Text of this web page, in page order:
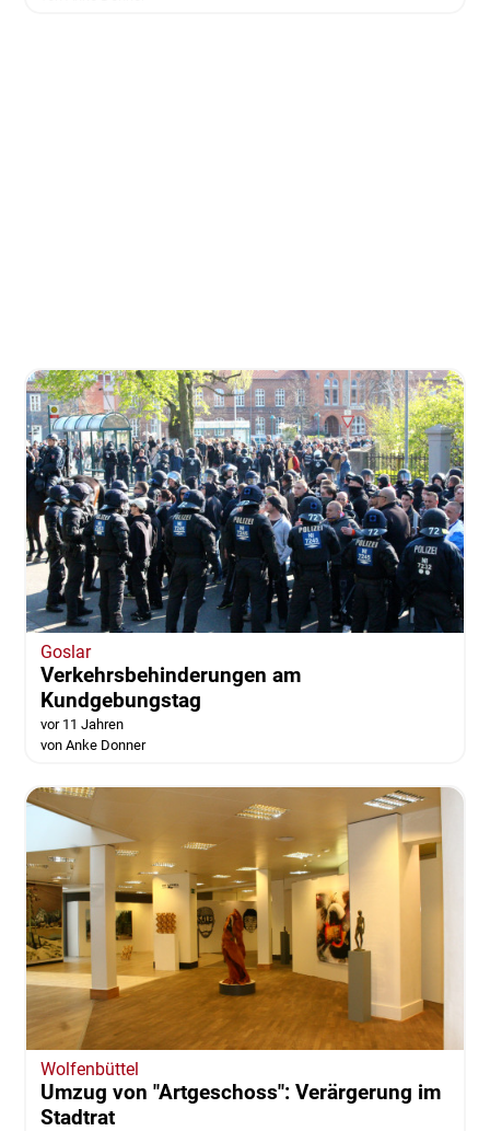
Goslar
Verkehrsbehinderungen am
Kundgebungstag
vor 11 Jahren
von Anke Donner
Wolfenbüttel
Umzug von "Artgeschoss": Verärgerung im
Stadtrat